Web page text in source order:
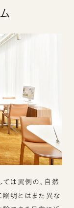
ては異例の、自然
明とはまた異な